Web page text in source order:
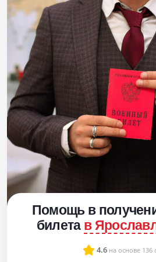
Помощь в
билета в
4.6 на основе 136